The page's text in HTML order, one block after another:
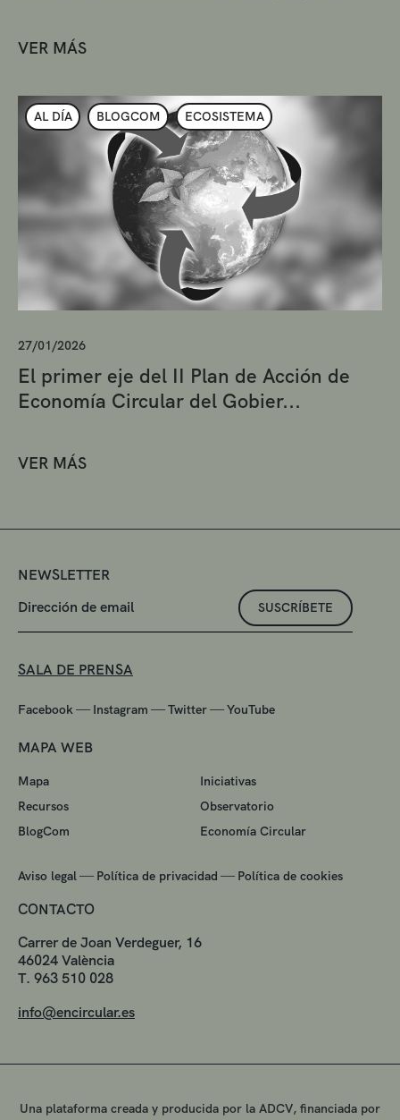
VER MÁS
AL DÍA BLOGCOM ECOSISTEMA
27/01/2026
El primer eje del II Plan de Acción de
Economía Circular del Gobier...
VER MÁS
NEWSLETTER
SUSCRÍBETE
SALA DE PRENSA
Facebook — Instagram —Twitter—YouTube
MAPA WEB
Mapa
Iniciativas
Recursos
Observatorio
BlogCom
Economía Circular
Aviso legal — Política de privacidad — Política de cookies
CONTACTO
Carrer de Joan Verdeguer, 16
46024 València
T. 963 510 028
info@encircular.es
Una plataforma creada y producida por la ADCV, financiada por